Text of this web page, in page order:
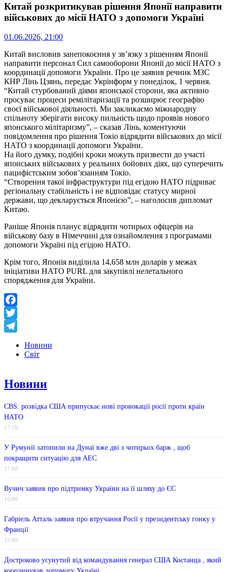
Китай розкритикував рішення Японії направити
військових до місії НАТО з допомоги Україні
01.06.2026, 21:00
Китай висловив занепокоєння у зв’язку з рішенням Японії
направити персонал Сил самооборони Японії до місії НАТО з
координації допомоги України. Про це заявив речник МЗС
КНР Лінь Цзянь, передає Укрінформ у понеділок, 1 червня.
“Китай стурбований діями японської сторони, яка активно
просуває процеси ремілітаризації та розширює географію
своєї військової діяльності. Ми закликаємо міжнародну
спільноту зберігати високу пильність щодо проявів нового
японського мілітаризму”, – сказав Лінь, коментуючи
повідомлення про рішення Токіо відрядити військових до місії
НАТО з координації допомоги України.
На його думку, подібні кроки можуть призвести до участі
японських військових у реальних бойових діях, що суперечить
пацифістським зобов’язанням Токіо.
“Створення такої інфраструктури під егідою НАТО підриває
регіональну стабільність і не відповідає статусу мирної
держави, що декларується Японією”, – наголосив дипломат
Китаю.
Раніше Японія планує відрядити чотирьох офіцерів на
військову базу в Німеччині для ознайомлення з програмами
допомоги Україні під егідою НАТО.
Крім того, Японія виділила 14,658 млн доларів у межах
ініціативи НАТО PURL для закупівлі нелетального
спорядження для України.
Facebook
Twitter
Новини
Світ
Новини
CBS: розвідка США припускає нові провокації росії проти країн
НАТО
17:18
У Румунії затопили на Дунаї вже дві з чотирьох барж , щоб
покращити ситуацію для АЕС
17:00
Вучич заявив про підтримку України на її шляху до ЄС
16:00
Габріель Атталь заявив про втручання Росії у президентську гонку у
Франції
15:00
Достроково усунутий від командування генерал США Костанца , який